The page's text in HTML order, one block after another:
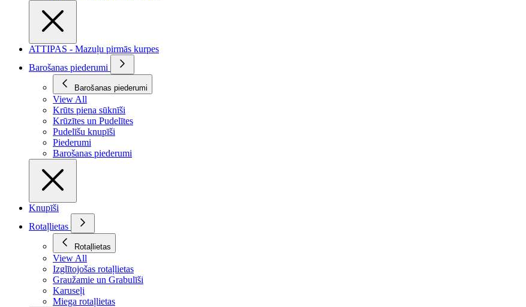
ATTIPAS - Mazuļu pirmās kurpes
Barošanas piederumi
Barošanas piederumi
View All
Krūts piena sūknīši
Krūzītes un Pudelītes
Pudelīšu knupīši
Piederumi
Barošanas piederumi
Knupīši
Rotaļlietas
Rotaļlietas
View All
Izglītojošas rotaļlietas
Graužamie un Grabulīši
Karuseļi
Miega rotaļlietas